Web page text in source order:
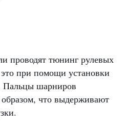
проводят тюнинг рулевых
при помощи установки
Пальцы шарниров
что выдерживают